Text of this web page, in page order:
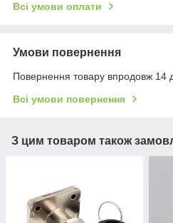
Всі умови оплати
Умови повернення
Повернення товару впродовж 14
Всі умови повернення
З цим товаром також